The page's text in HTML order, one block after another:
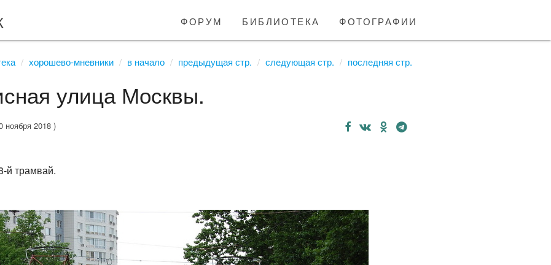
форум библиотека фотографии
хорошево-мневники в начало предыдущая стр. следующая стр. последняя стр.
улица Москвы.
ноября 2018 )
й трамвай.